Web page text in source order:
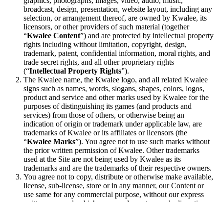
broadcast, design, presentation, website layout, including any
selection, or arrangement thereof, are owned by Kwalee, its
licensors, or other providers of such material (together
“Kwalee Content”) and are protected by intellectual property
rights including without limitation, copyright, design,
trademark, patent, confidential information, moral rights, and
trade secret rights, and all other proprietary rights
(“Intellectual Property Rights”).
The Kwalee name, the Kwalee logo, and all related Kwalee
signs such as names, words, slogans, shapes, colors, logos,
product and service and other marks used by Kwalee for the
purposes of distinguishing its games (and products and
services) from those of others, or otherwise being an
indication of origin or trademark under applicable law, are
trademarks of Kwalee or its affiliates or licensors (the
“Kwalee Marks”). You agree not to use such marks without
the prior written permission of Kwalee. Other trademarks
used at the Site are not being used by Kwalee as its
trademarks and are the trademarks of their respective owners.
You agree not to copy, distribute or otherwise make available,
license, sub-license, store or in any manner, our Content or
use same for any commercial purpose, without our express